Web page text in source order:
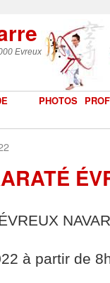
Evreux
PHOTOS
à partir de